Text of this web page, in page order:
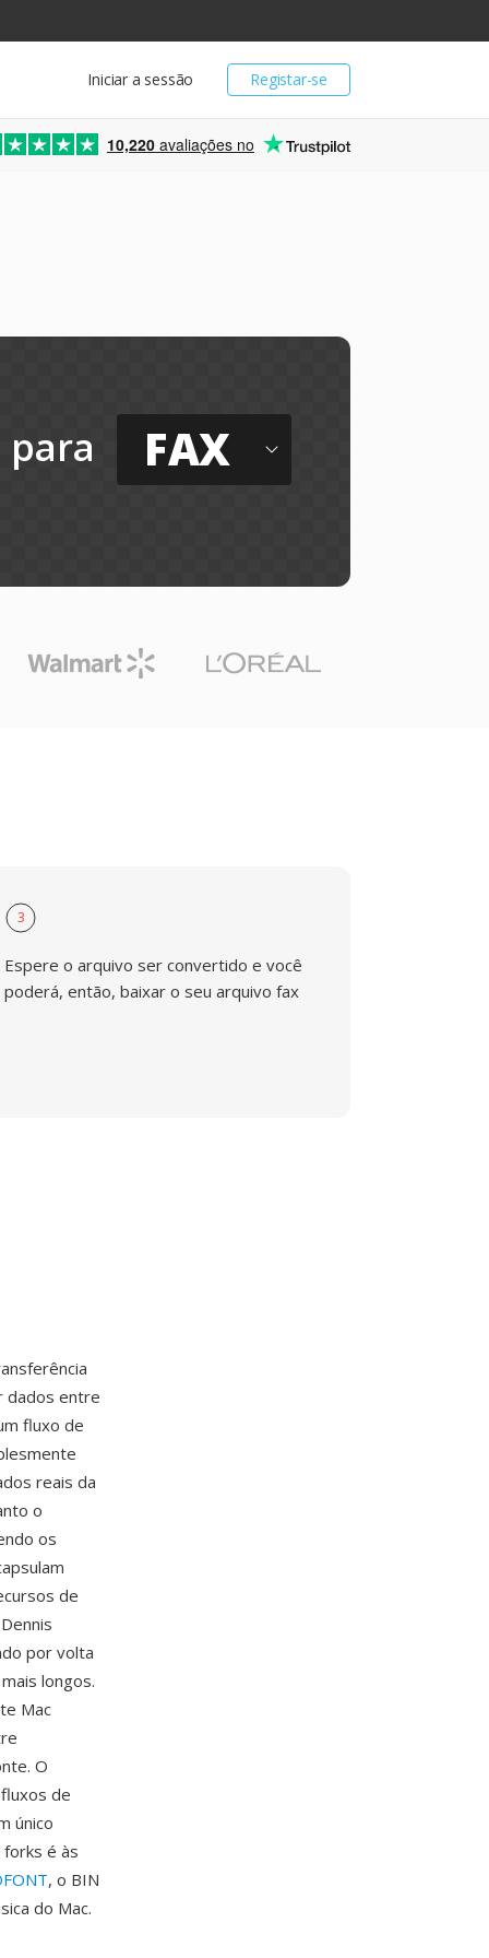
Registar-se
Iniciar a sessão
10,220 avaliações no
para FAX
3
Espere o arquivo ser convertido e você
poderá, então, baixar o seu arquivo fax
dados entre
fluxo de
reais da
o
os
de
por volta
longos.
Mac
O
de
único
é às
, o BIN
do Mac.